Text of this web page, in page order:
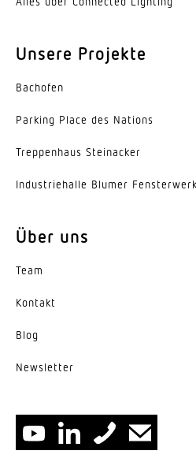
Unsere Projekte
Bachofen
Parking Place des Nations
Trep­penhaus Steinacker
Indus­trie­halle Blumer
Über uns
Team
Kontakt
Blog
News­letter